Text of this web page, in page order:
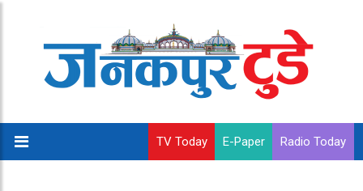
TV Today E-Paper Radio Today